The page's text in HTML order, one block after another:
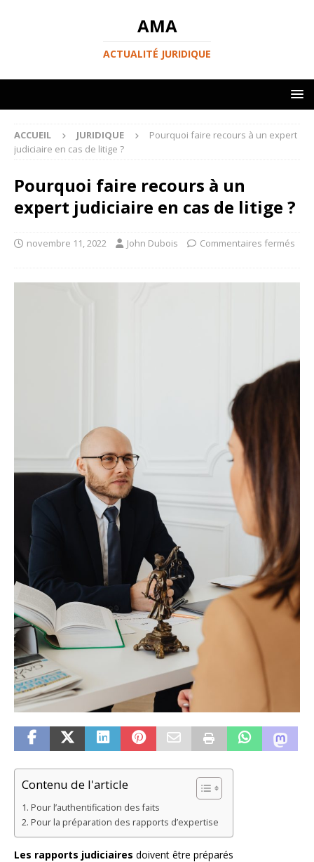
AMA
ACTUALITÉ JURIDIQUE
ACCUEIL JURIDIQUE
Pourquoi faire recours à un expert
judiciaire en cas de litige ?
Pourquoi faire recours à un
expert judiciaire en cas de litige ?
novembre 11, 2022 John Dubois Commentaires fermés
Contenu de l'article
Pour l’authentification des faits
Pour la préparation des rapports d’expertise
Les rapports judiciaires doivent être préparés